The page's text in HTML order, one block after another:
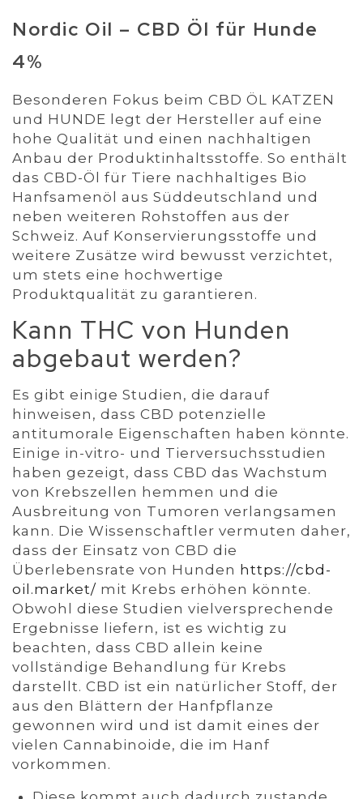
Nordic Oil – CBD Öl für Hunde
4%
Besonderen Fokus beim CBD ÖL KATZEN
und HUNDE legt der Hersteller auf eine
hohe Qualität und einen nachhaltigen
Anbau der Produktinhaltsstoffe. So enthält
das CBD-Öl für Tiere nachhaltiges Bio
Hanfsamenöl aus Süddeutschland und
neben weiteren Rohstoffen aus der
Schweiz. Auf Konservierungsstoffe und
weitere Zusätze wird bewusst verzichtet,
um stets eine hochwertige
Produktqualität zu garantieren.
Kann THC von Hunden
abgebaut werden?
Es gibt einige Studien, die darauf
hinweisen, dass CBD potenzielle
antitumorale Eigenschaften haben könnte.
Einige in-vitro- und Tierversuchsstudien
haben gezeigt, dass CBD das Wachstum
von Krebszellen hemmen und die
Ausbreitung von Tumoren verlangsamen
kann. Die Wissenschaftler vermuten daher,
dass der Einsatz von CBD die
Überlebensrate von Hunden https://cbd-
oil.market/ mit Krebs erhöhen könnte.
Obwohl diese Studien vielversprechende
Ergebnisse liefern, ist es wichtig zu
beachten, dass CBD allein keine
vollständige Behandlung für Krebs
darstellt. CBD ist ein natürlicher Stoff, der
aus den Blättern der Hanfpflanze
gewonnen wird und ist damit eines der
vielen Cannabinoide, die im Hanf
vorkommen.